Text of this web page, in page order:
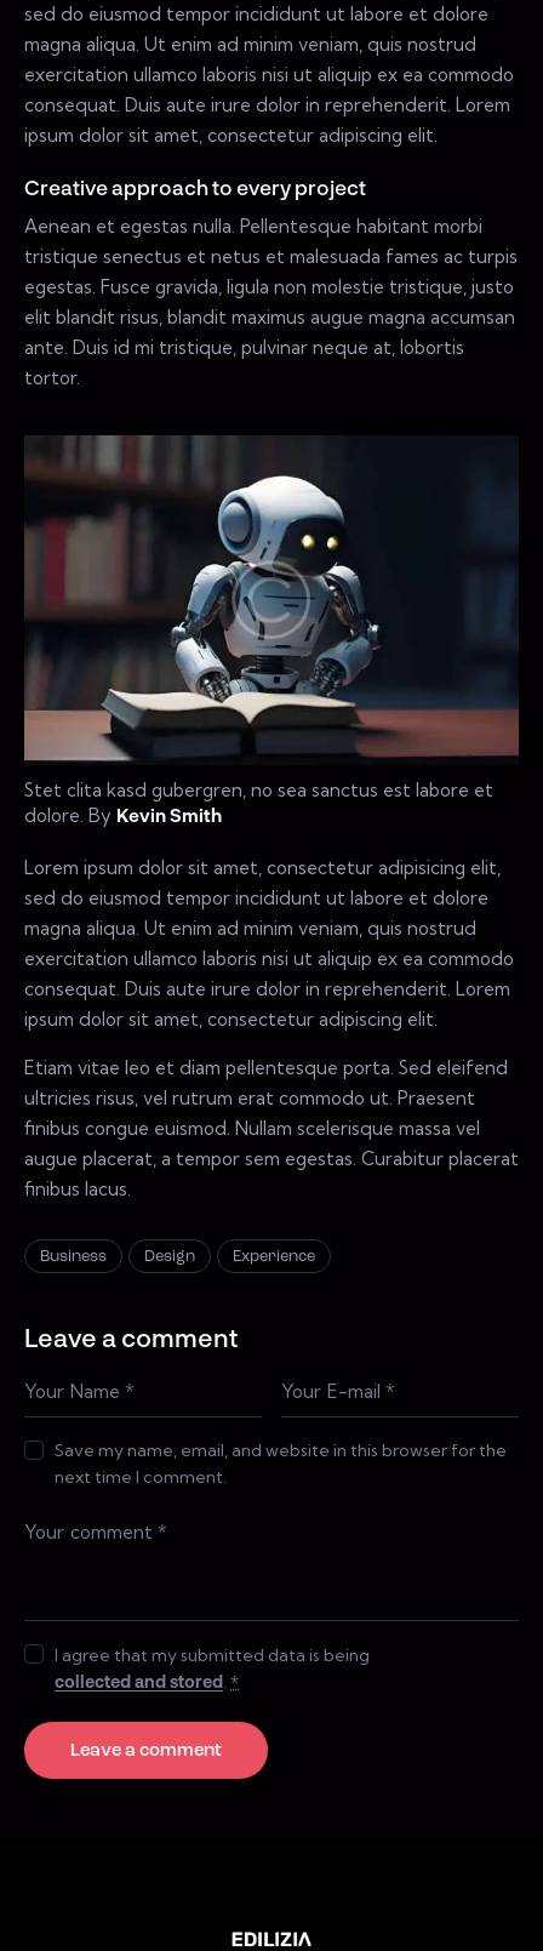
sed do eiusmod tempor incididunt ut labore et dolore
magna aliqua. Ut enim ad minim veniam, quis nostrud
exercitation ullamco laboris nisi ut aliquip ex ea commodo
consequat. Duis aute irure dolor in reprehenderit. Lorem
ipsum dolor sit amet, consectetur adipiscing elit.
Creative approach to every project
Aenean et egestas nulla. Pellentesque habitant morbi
tristique senectus et netus et malesuada fames ac turpis
egestas. Fusce gravida, ligula non molestie tristique, justo
elit blandit risus, blandit maximus augue magna accumsan
ante. Duis id mi tristique, pulvinar neque at, lobortis
tortor.
Stet clita kasd gubergren, no sea sanctus est labore et
dolore. By Kevin Smith
Lorem ipsum dolor sit amet, consectetur adipisicing elit,
sed do eiusmod tempor incididunt ut labore et dolore
magna aliqua. Ut enim ad minim veniam, quis nostrud
exercitation ullamco laboris nisi ut aliquip ex ea commodo
consequat. Duis aute irure dolor in reprehenderit. Lorem
ipsum dolor sit amet, consectetur adipiscing elit.
Etiam vitae leo et diam pellentesque porta. Sed eleifend
ultricies risus, vel rutrum erat commodo ut. Praesent
finibus congue euismod. Nullam scelerisque massa vel
augue placerat, a tempor sem egestas. Curabitur placerat
finibus lacus.
Business Design Experience
Leave a comment
Save my name, email, and website in this browser for the
next time I comment.
I agree that my submitted data is being
collected and stored.*